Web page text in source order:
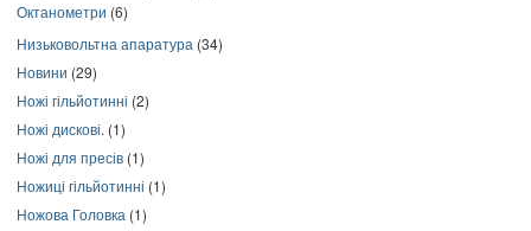
Октанометри (6)
Низьковольтна апаратура (34)
Новини (29)
Ножі гільйотинні (2)
Ножі дискові. (1)
Ножі для пресів (1)
Ножиці гільйотинні (1)
Ножова Головка (1)